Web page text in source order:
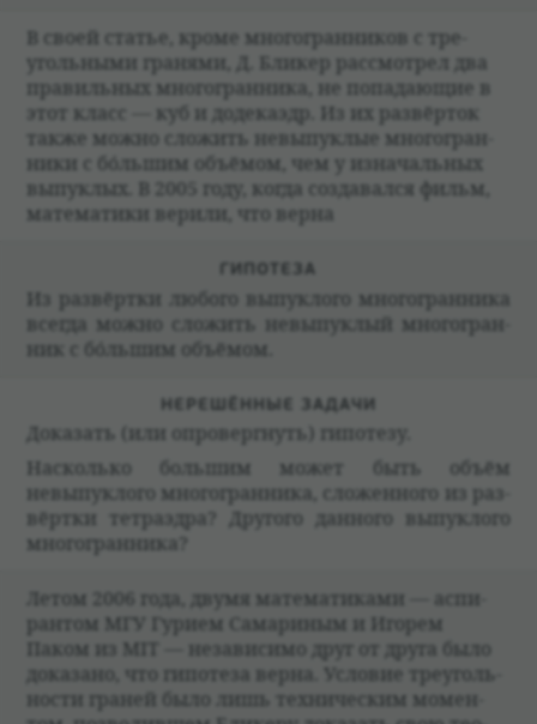
В своей ста­тье, кроме многогран­ни­ков с тре­
уголь­ными гра­нями, Д. Бли­кер рас­смот­рел два
пра­виль­ных многогран­ника, не попа­дающие в
этот класс — куб и доде­каэдр. Из их раз­вёр­ток
также можно сложить невыпук­лые многогран­
ники с бóльшим объёмом, чем у изна­чаль­ных
выпук­лых. В 2005 году, когда созда­вался фильм,
матема­тики верили, что верна
ГИПО­ТЕЗА
Из раз­вёртки любого выпук­лого многогран­ника
все­гда можно сложить невыпук­лый многогран­
ник с бóльшим объёмом.
НЕРЕШЁН­НЫЕ ЗАДАЧИ
Дока­зать (или опро­верг­нуть) гипо­тезу.
Насколько большим может быть объём
невыпук­лого многогран­ника, сложен­ного из раз­
вёртки тет­раэдра? Другого дан­ного выпук­лого
многогран­ника?
Летом 2006 года, двумя матема­ти­ками — аспи­
ран­том МГУ Гурием Сама­ри­ным и Иго­рем
Паком из MIT — неза­ви­симо друг от друга было
дока­зано, что гипо­теза верна. Усло­вие тре­уголь­
но­сти гра­ней было лишь тех­ни­че­ским момен­